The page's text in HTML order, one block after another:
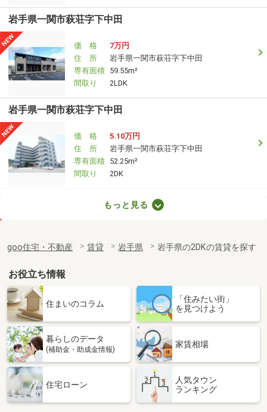
岩手県一関市萩荘字下中田
価 格
7万円
住 所
岩手県一関市萩荘字下中田
専有面積 59.55m²
間取り
2LDK
岩手県一関市萩荘字下中田
価 格
5.10万円
住 所
岩手県一関市萩荘字下中田
専有面積 52.25m²
間取り
2DK
岩手県北上市村崎野１５地割
専有面積
28.99m²
岩手県盛岡市上田１丁目
3.30万円
岩手県盛岡市上田１丁目
専有面積
間取り
1K
岩手県奥州市水沢字桜屋敷
価 格
5.10万円
もっと見る
goo住宅・不動産 賃貸 岩手県 岩手県の2DKの賃貸を探す
お役立ち情報
住まいのコラム
「住みたい街」
を見つけよう
暮らしのデータ
(補助金・助成金情報)
家賃相場
住宅ローン
人気タウン
ランキング